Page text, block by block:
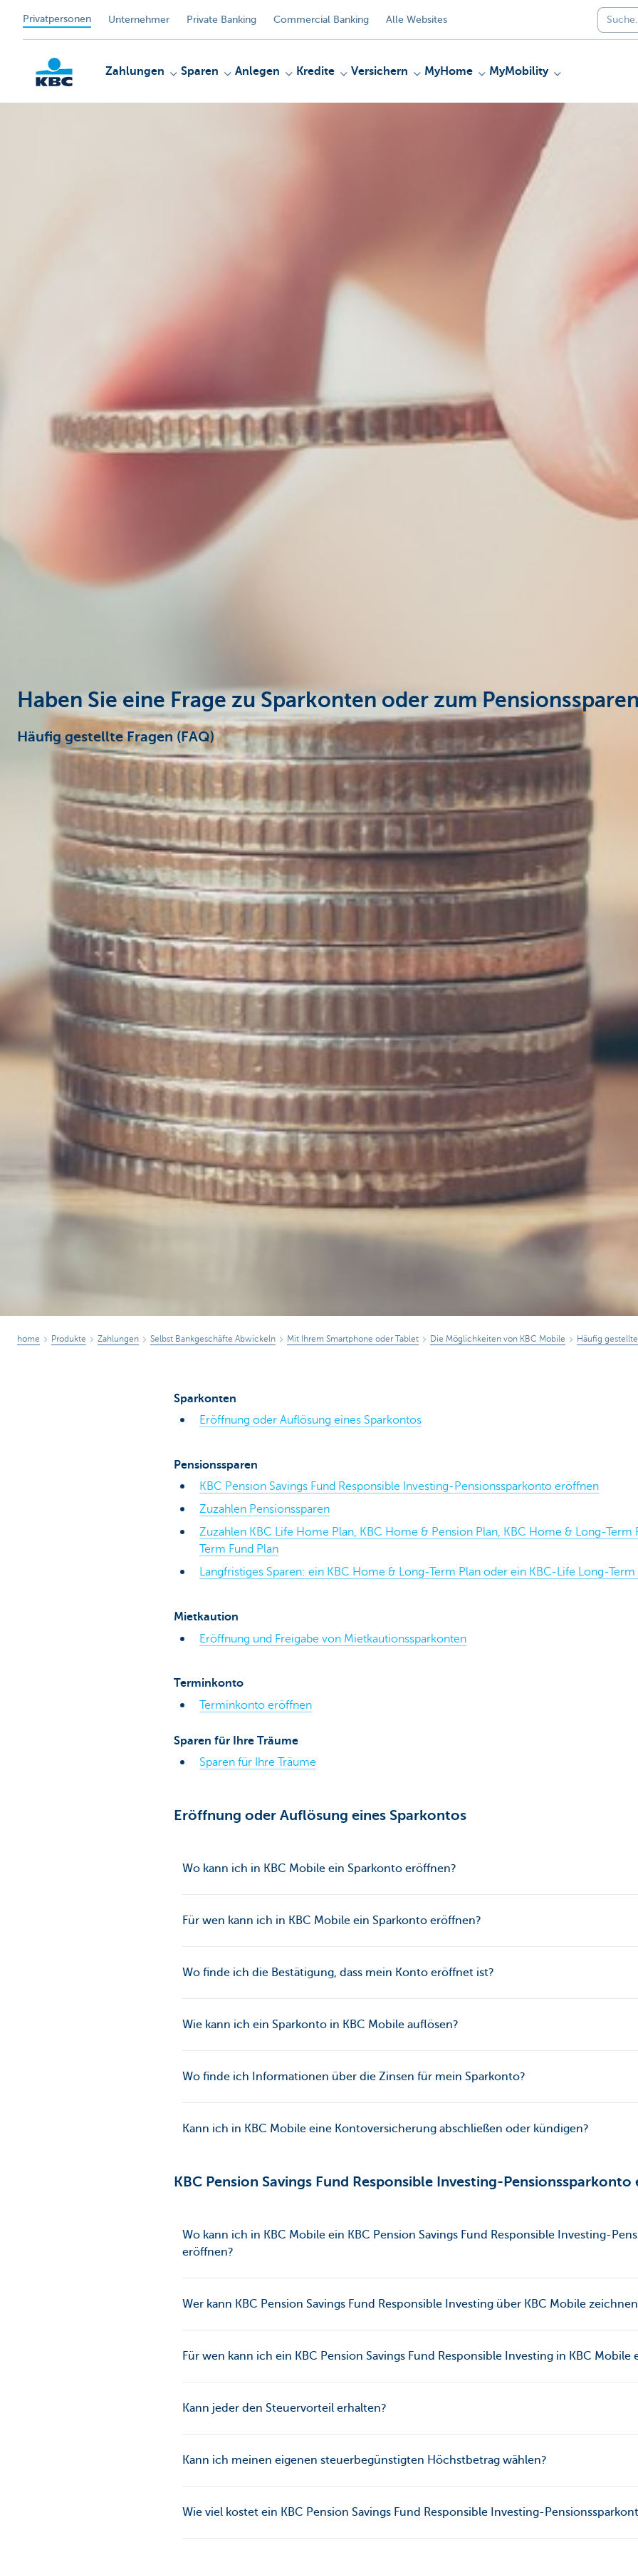
Privatpersonen Unternehmer Private Banking Commercial Banking Alle Websites
Zahlungen Sparen Anlegen Kredite Versichern MyHome MyMobility
Haben Sie eine Frage zu Sparkonten oder zum
Häufig gestellte Fragen (FAQ)
home Produkte Zahlungen Selbst Bankgeschäfte Abwickeln Mit Ihrem Smartphone oder Tablet Die Möglichkeiten von KBC Mobile Häufig
Sparkonten
Eröffnung oder Auflösung eines Sparkontos
Pensionssparen
KBC Pension Savings Fund Responsible Investing-Pensionssparkonto eröffnen
Zuzahlen Pensionssparen
Zuzahlen KBC Life Home Plan, KBC Home & Pension Plan, KBC Home & Long-
Term Fund Plan
Langfristiges Sparen: ein KBC Home & Long-Term Plan oder ein KBC-Life Long-
Mietkaution
Eröffnung und Freigabe von Mietkautionssparkonten
Terminkonto
Terminkonto eröffnen
Sparen für Ihre Träume
Sparen für Ihre Träume
Eröffnung oder Auflösung eines Sparkontos
Wo kann ich in KBC Mobile ein Sparkonto eröffnen?
Für wen kann ich in KBC Mobile ein Sparkonto eröffnen?
Wo finde ich die Bestätigung, dass mein Konto eröffnet ist?
Wie kann ich ein Sparkonto in KBC Mobile auflösen?
Wo finde ich Informationen über die Zinsen für mein Sparkonto?
Kann ich in KBC Mobile eine Kontoversicherung abschließen oder kündigen?
KBC Pension Savings Fund Responsible Investing-
Wo kann ich in KBC Mobile ein KBC Pension Savings Fund Responsible Investing-
eröffnen?
Wer kann KBC Pension Savings Fund Responsible Investing über KBC Mobile
Für wen kann ich ein KBC Pension Savings Fund Responsible Investing in KBC Mobile
Kann jeder den Steuervorteil erhalten?
Kann ich meinen eigenen steuerbegünstigten Höchstbetrag wählen?
Wie viel kostet ein KBC Pension Savings Fund Responsible Investing-